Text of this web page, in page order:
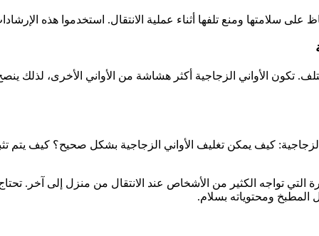
سلامتها ومنع تلفها أثناء عملية الانتقال. استخدموا هذه
تكون الأواني الزجاجية أكثر هشاشة من الأواني الأخرى، لذلك
كيف يمكن تغليف الأواني الزجاجية بشكل صحيح؟ كيف يتم
التي تواجه الكثير من الأشخاص عند الانتقال من منزل إلى آخر.
ومحتوياته بسلام.